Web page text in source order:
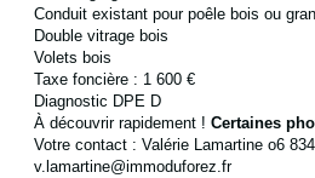
Conduit existant pour poêle bois ou
Double vitrage bois
Volets bois
Taxe foncière : 1 600 €
Diagnostic DPE D
À découvrir rapidement ! Certaines
Votre contact : Valérie Lamartine o6
v.lamartine@immoduforez.fr